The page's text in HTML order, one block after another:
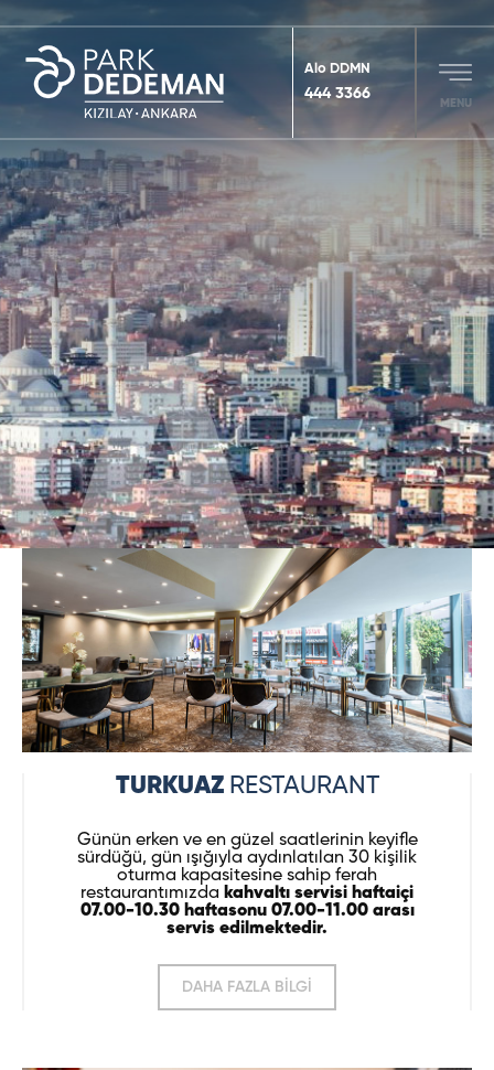
Alo DDMN
444 3366
MENU
TURKUAZ RESTAURANT
Günün erken ve en güzel saatlerinin keyifle
sürdüğü, gün ışığıyla aydınlatılan 30 kişilik
oturma kapasitesine sahip ferah
restaurantımızda kahvaltı servisi haftaiçi
07.00-10.30 haftasonu 07.00-11.00 arası
servis edilmektedir.
DAHA FAZLA BİLGİ